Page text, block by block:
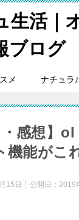
生活｜
ブログ
メ ナチュラ
・感想】
機能がこ
15日 公開日： 2019